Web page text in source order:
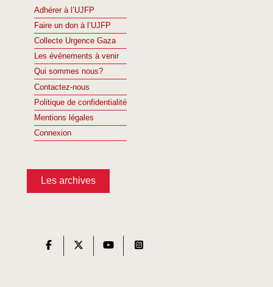
Adhérer à l’UJFP
Faire un don à l’UJFP
Collecte Urgence Gaza
Les événements à venir
Qui sommes nous?
Contactez-nous
Politique de confidentialité
Mentions légales
Connexion
Les archives